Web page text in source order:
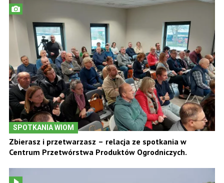
SPOTKANIA WIOM
Zbierasz i przetwarzasz – relacja ze spotkania w
Centrum Przetwórstwa Produktów Ogrodniczych.